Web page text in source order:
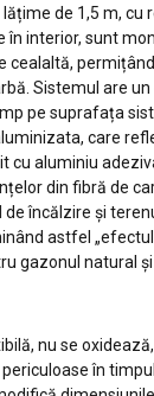
de 1,5 m, cu
în interior, sunt
cealaltă,
Sistemul are
pe suprafața
care
cu aluminiu
din fibră de
încălzire și
astfel
gazonul natural
nu se
în